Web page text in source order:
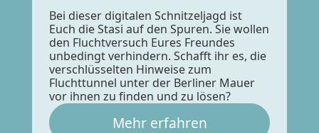
Bei dieser digitalen Schnitzeljagd ist
Euch die Stasi auf den Spuren. Sie wollen
den Fluchtversuch Eures Freundes
unbedingt verhindern. Schafft ihr es, die
verschlüsselten Hinweise zum
Fluchttunnel unter der Berliner Mauer
vor ihnen zu finden und zu lösen?
Mehr erfahren